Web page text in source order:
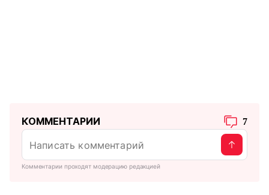
КОММЕНТАРИИ 7
Комментарии проходят модерацию редакцией